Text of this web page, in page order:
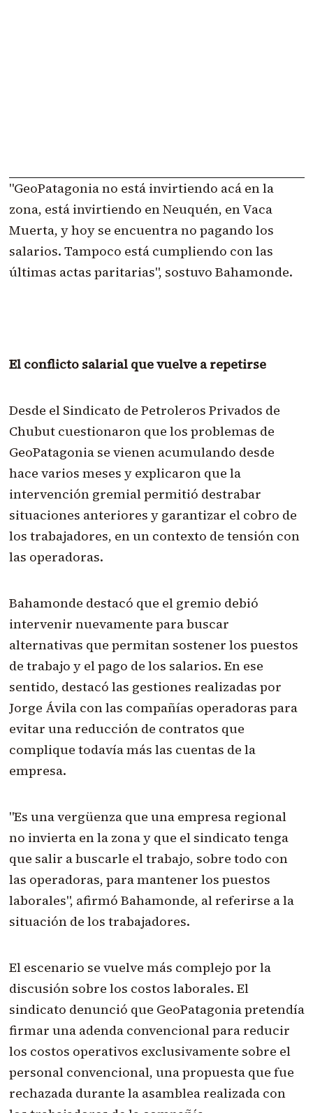
"GeoPatagonia no está invirtiendo acá en la
zona, está invirtiendo en Neuquén, en Vaca
Muerta, y hoy se encuentra no pagando los
salarios. Tampoco está cumpliendo con las
últimas actas paritarias", sostuvo Bahamonde.
El conflicto salarial que vuelve a repetirse
Desde el Sindicato de Petroleros Privados de
Chubut cuestionaron que los problemas de
GeoPatagonia se vienen acumulando desde
hace varios meses y explicaron que la
intervención gremial permitió destrabar
situaciones anteriores y garantizar el cobro de
los trabajadores, en un contexto de tensión con
las operadoras.
Bahamonde destacó que el gremio debió
intervenir nuevamente para buscar
alternativas que permitan sostener los puestos
de trabajo y el pago de los salarios. En ese
sentido, destacó las gestiones realizadas por
Jorge Ávila con las compañías operadoras para
evitar una reducción de contratos que
complique todavía más las cuentas de la
empresa.
"Es una vergüenza que una empresa regional
no invierta en la zona y que el sindicato tenga
que salir a buscarle el trabajo, sobre todo con
las operadoras, para mantener los puestos
laborales", afirmó Bahamonde, al referirse a la
situación de los trabajadores.
El escenario se vuelve más complejo por la
discusión sobre los costos laborales. El
sindicato denunció que GeoPatagonia pretendía
firmar una adenda convencional para reducir
los costos operativos exclusivamente sobre el
personal convencional, una propuesta que fue
rechazada durante la asamblea realizada con